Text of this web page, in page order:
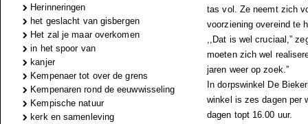
Herinneringen
het geslacht van gisbergen
Het zal je maar overkomen
in het spoor van
kanjer
Kempenaer tot over de grens
Kempenaren rond de eeuwwisseling
Kempische natuur
kerk en samenleving
tas vol. Ze neemt zich
voorziening overeind te
,,Dat is wel cruciaal,”
moeten zich wel
jaren weer op zoek.”
In dorpswinkel De
winkel is zes dagen per
dagen topt 16.00 uur.